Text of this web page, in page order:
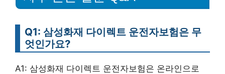
Q1: 삼성화재 다이렉트 운전자보험은 무
엇인가요?
A1: 삼성화재 다이렉트 운전자보험은 온라인으로